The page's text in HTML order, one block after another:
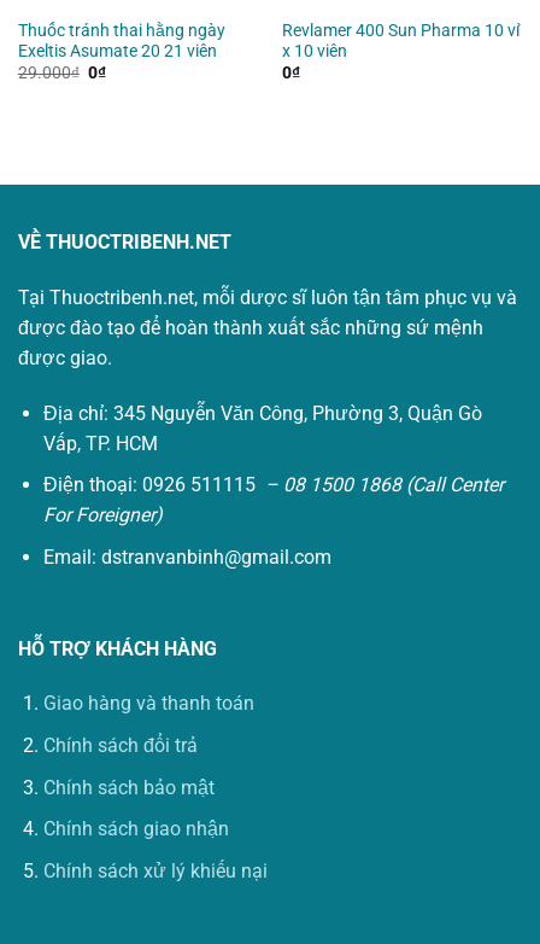
Thuốc tránh thai hằng ngày
Exeltis Asumate 20 21 viên
29.000₫ Giá
0₫Giá
Revlamer 400 Sun Pharma 10 vỉ
x 10 viên
0₫
VỀ THUOCTRIBENH.NET
Tại Thuoctribenh.net, mỗi dược sĩ luôn tận tâm phục vụ và
được đào tạo để hoàn thành xuất sắc những sứ mệnh
được giao.
Địa chỉ: 345 Nguyễn Văn Công, Phường 3, Quận Gò
Vấp, TP. HCM
Điện thoại: 0926 511115 – 08 1500 1868 (Call Center
For Foreigner)
Email: dstranvanbinh@gmail.com
HỖ TRỢ KHÁCH HÀNG
Giao hàng và thanh toán
Chính sách đổi trả
Chính sách bảo mật
Chính sách giao nhận
Chính sách xử lý khiếu nại